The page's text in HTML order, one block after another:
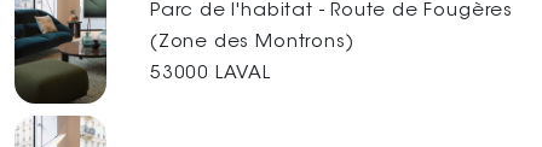
Parc de l'habitat - Route de Fougères
(Zone des Montrons)
53000 LAVAL